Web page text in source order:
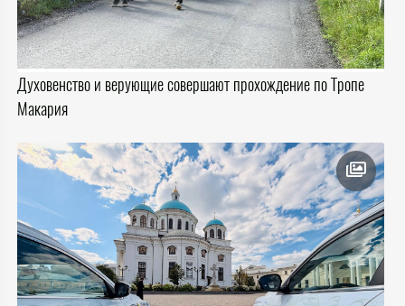
Духовенство и верующие совершают прохождение по Тропе
Макария